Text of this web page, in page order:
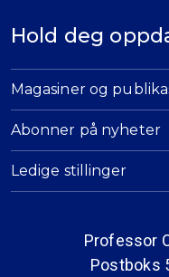
Hold deg
Magasiner og
Abonner på nyheter
Ledige stillinger
Professor
Postboks